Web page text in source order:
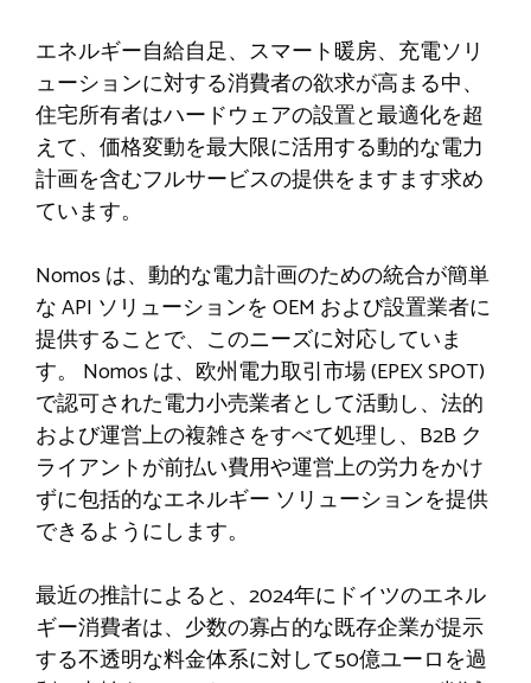
エネルギー自給自足、スマート暖房、充電ソリ
ューションに対する消費者の欲求が高まる中、
住宅所有者はハードウェアの設置と最適化を超
えて、価格変動を最大限に活用する動的な電力
計画を含むフルサービスの提供をますます求め
ています。
Nomos は、動的な電力計画のための統合が簡単
な API ソリューションを OEM および設置業者に
提供することで、このニーズに対応していま
す。 Nomos は、欧州電力取引市場 (EPEX SPOT)
で認可された電力小売業者として活動し、法的
および運営上の複雑さをすべて処理し、B2B ク
ライアントが前払い費用や運営上の労力をかけ
ずに包括的なエネルギー ソリューションを提供
できるようにします。
最近の推計によると、2024年にドイツのエネル
ギー消費者は、少数の寡占的な既存企業が提示
する不透明な料金体系に対して50億ユーロを過